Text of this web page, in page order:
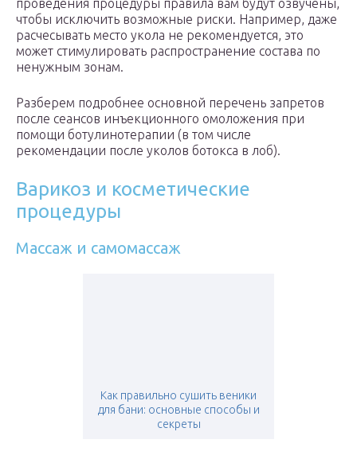
проведения процедуры правила вам будут озвучены,
чтобы исключить возможные риски. Например, даже
расчесывать место укола не рекомендуется, это
может стимулировать распространение состава по
ненужным зонам.
Разберем подробнее основной перечень запретов
после сеансов инъекционного омоложения при
помощи ботулинотерапии (в том числе
рекомендации после уколов ботокса в лоб).
Варикоз и косметические
процедуры
Массаж и самомассаж
Как правильно сушить веники
для бани: основные способы и
секреты